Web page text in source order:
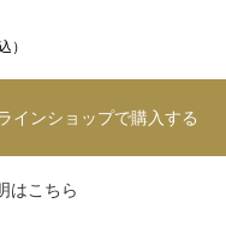
）
インショップで購入する
はこちら